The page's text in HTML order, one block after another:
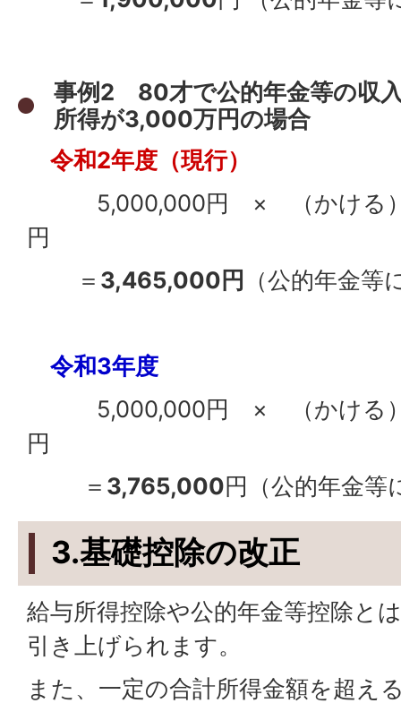
事例2 80才で公的年金等の収
所得が3,000万円の場合
令和2年度（現行）
5,000,000円 × （かけ
円
＝ 3,465,000円 （公的年金等
令和3年度
5,000,000円 × （かける
円
＝ 3,765,000円（公的年金
3.基礎控除の改正
給与所得控除や公的年金等控除と
引き上げられます。
また、一定の合計所得金額を超え